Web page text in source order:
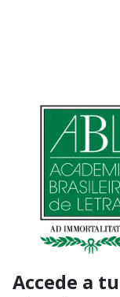
Accede a